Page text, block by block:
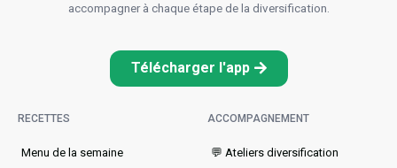
accompagner à chaque étape de la diversification.
Télécharger l'app
RECETTES
Menu de la semaine​
ACCOMPAGNEMENT
💬 Ateliers diversification